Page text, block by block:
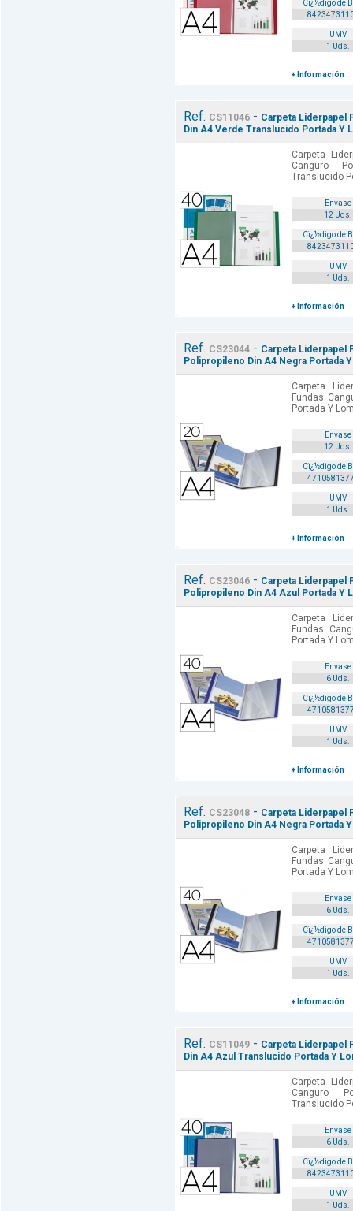
Cï¿½digo de
UMV
1 Uds.
+ Información
Ref. CS11046 - Carpeta Liderpapel
Din A4 Verde Translucido Portada Y
Carpeta
Canguro
Translucido
Envase
12 Uds.
Cï¿½digo de
UMV
1 Uds.
+ Información
Ref. CS23044 - Carpeta Liderpapel
Polipropileno Din A4 Negra Portada
Carpeta
Fundas
Portada Y
Envase
12 Uds.
Cï¿½digo de
UMV
1 Uds.
+ Información
Ref. CS23046 - Carpeta Liderpapel
Polipropileno Din A4 Azul Portada Y
Carpeta
Fundas
Portada Y
Envase
6 Uds.
Cï¿½digo de
UMV
1 Uds.
+ Información
Ref. CS23048 - Carpeta Liderpapel
Polipropileno Din A4 Negra Portada
Carpeta
Fundas
Portada Y
Envase
6 Uds.
Cï¿½digo de
UMV
1 Uds.
+ Información
Ref. CS11049 - Carpeta Liderpapel
Din A4 Azul Translucido Portada Y
Carpeta
Canguro
Translucido
Envase
6 Uds.
Cï¿½digo de
UMV
1 Uds.